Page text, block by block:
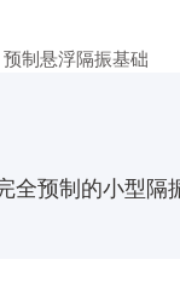
预制悬浮隔振基础
预制的小型隔